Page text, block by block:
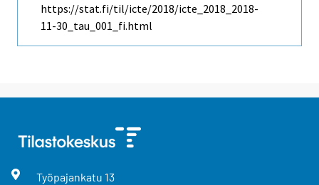
https://stat.fi/til/icte/2018/icte_2018_2018-
11-30_tau_001_fi.html
Työpajankatu 13